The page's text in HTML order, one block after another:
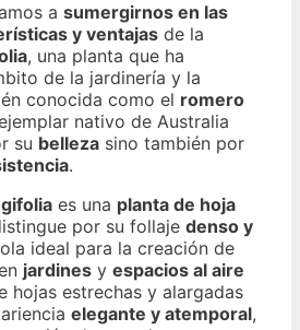
a sumergirnos en las
y ventajas de la
, una planta que ha
de la jardinería y la
conocida como el romero
nativo de Australia
su belleza sino también por
.
es una planta de hoja
por su follaje denso y
ideal para la creación de
jardines y espacios al aire
hojas estrechas y alargadas
elegante y atemporal,